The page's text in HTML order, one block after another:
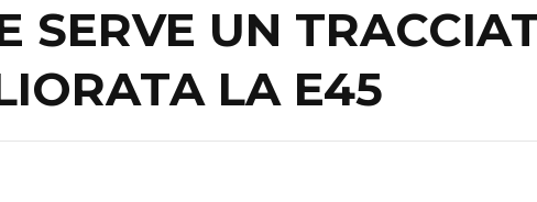
SERVE UN
LA E45